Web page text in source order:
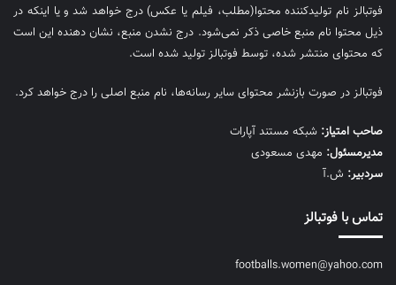
فوتبالز نام تولیدکننده محتوا(مطلب، فیلم یا عکس) درج خواهد شد و یا اینکه در
ذیل محتوا نام منبع خاصی ذکر نمی‌‎شود. درج نشدن منبع، نشان دهنده این است
که محتوای منتشر شده، توسط فوتبالز تولید شده است.
فوتبالز در صورت بازنشر محتوای سایر رسانه‌ها، نام منبع اصلی را درج خواهد کرد.
صاحب امتیاز: شبکه مستند آپارات
مديرمسئول: مهدی مسعودی
سردبیر: ش.آ
تماس با فوتبالز
footballs.women@yahoo.com